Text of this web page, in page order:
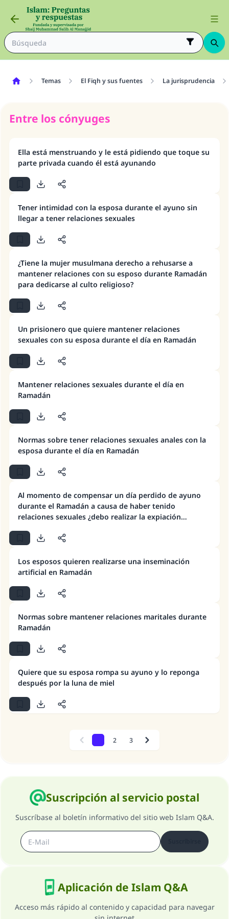
Temas El Fiqh y sus fuentes La jurisprudencia
Entre los cónyuges
Ella está menstruando y le está pidiendo que toque su
parte privada cuando él está ayunando
Tener intimidad con la esposa durante el ayuno sin
llegar a tener relaciones sexuales
¿Tiene la mujer musulmana derecho a rehusarse a
mantener relaciones con su esposo durante Ramadán
para dedicarse al culto religioso?
Un prisionero que quiere mantener relaciones
sexuales con su esposa durante el día en Ramadán
Mantener relaciones sexuales durante el día en
Ramadán
Normas sobre tener relaciones sexuales anales con la
esposa durante el día en Ramadán
Al momento de compensar un día perdido de ayuno
durante el Ramadán a causa de haber tenido
relaciones sexuales ¿debo realizar la expiación
Los esposos quieren realizarse una inseminación
artificial en Ramadán
Normas sobre mantener relaciones maritales durante
Ramadán
Quiere que su esposa rompa su ayuno y lo reponga
después por la luna de miel
Previous 2 3 Next
Suscripción al servicio postal
Suscríbase al boletín informativo del sitio web Islam Q&A.
Aplicación de Islam Q&A
Acceso más rápido al contenido y capacidad para navegar
La respuesta no. 110845 salvó un
Desde la Q hasta la A, su contribución ayuda a
IslamQA.
"Una persona que orienta a otros a hacer el
aquellos que lo realicen."
(MUSLIM, 1893)
Contribuir